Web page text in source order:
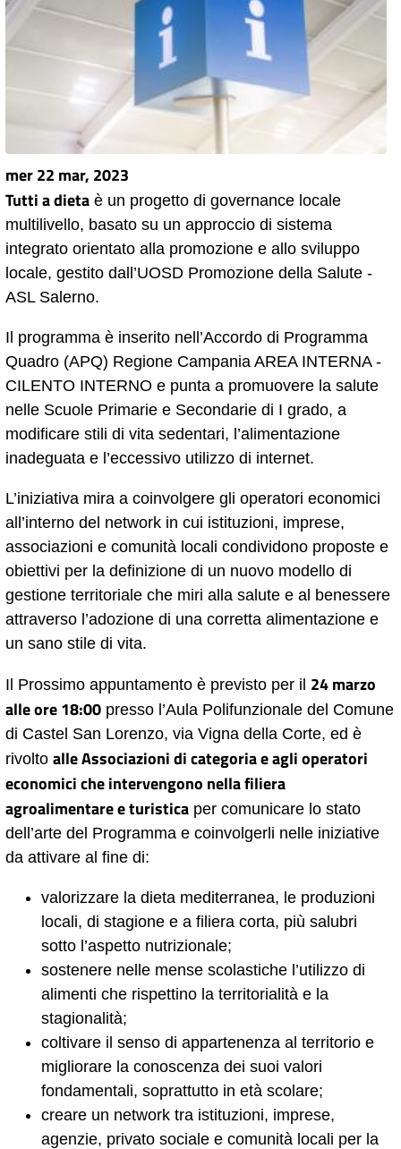
mer 22 mar, 2023
Tutti a dieta è un progetto di governance locale
multilivello, basato su un approccio di sistema
integrato orientato alla promozione e allo sviluppo
locale, gestito dall’UOSD Promozione della Salute -
ASL Salerno.
Il programma è inserito nell’Accordo di Programma
Quadro (APQ) Regione Campania AREA INTERNA -
CILENTO INTERNO e punta a promuovere la salute
nelle Scuole Primarie e Secondarie di I grado, a
modificare stili di vita sedentari, l’alimentazione
inadeguata e l’eccessivo utilizzo di internet.
L’iniziativa mira a coinvolgere gli operatori economici
all’interno del network in cui istituzioni, imprese,
associazioni e comunità locali condividono proposte e
obiettivi per la definizione di un nuovo modello di
gestione territoriale che miri alla salute e al benessere
attraverso l’adozione di una corretta alimentazione e
un sano stile di vita.
Il Prossimo appuntamento è previsto per il 24 marzo
alle ore 18:00 presso l’Aula Polifunzionale del Comune
di Castel San Lorenzo, via Vigna della Corte, ed è
rivolto alle Associazioni di categoria e agli operatori
economici che intervengono nella filiera
agroalimentare e turistica per comunicare lo stato
dell’arte del Programma e coinvolgerli nelle iniziative
da attivare al fine di:
valorizzare la dieta mediterranea, le produzioni
locali, di stagione e a filiera corta, più salubri
sotto l’aspetto nutrizionale;
sostenere nelle mense scolastiche l’utilizzo di
alimenti che rispettino la territorialità e la
stagionalità;
coltivare il senso di appartenenza al territorio e
migliorare la conoscenza dei suoi valori
fondamentali, soprattutto in età scolare;
creare un network tra istituzioni, imprese,
agenzie, privato sociale e comunità locali per la